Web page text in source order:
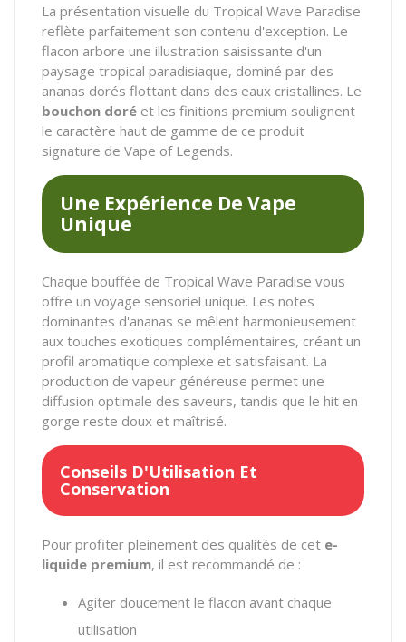
La présentation visuelle du Tropical Wave Paradise
reflète parfaitement son contenu d'exception. Le
flacon arbore une illustration saisissante d'un
paysage tropical paradisiaque, dominé par des
ananas dorés flottant dans des eaux cristallines. Le
bouchon doré et les finitions premium soulignent
le caractère haut de gamme de ce produit
signature de Vape of Legends.
Une Expérience De Vape
Unique
Chaque bouffée de Tropical Wave Paradise vous
offre un voyage sensoriel unique. Les notes
dominantes d'ananas se mêlent harmonieusement
aux touches exotiques complémentaires, créant un
profil aromatique complexe et satisfaisant. La
production de vapeur généreuse permet une
diffusion optimale des saveurs, tandis que le hit en
gorge reste doux et maîtrisé.
Conseils D'Utilisation Et
Conservation
Pour profiter pleinement des qualités de cet e-
liquide premium, il est recommandé de :
Agiter doucement le flacon avant chaque
utilisation